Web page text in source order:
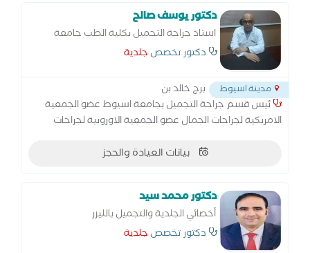
دكتور يوسف صالح
استاذ جراحة التجميل بكلية الطب جامعة
اسيوط
دكتور تخصص جلدية
مدينة اسيوط
برج خالد بن
ئيس قسم جراحة التجميل بجامعة اسيوط عضو الجمعية
الامريكية لجراحات الجمال عضو الجمعية الاوروبية لجراحات
المصرية لجراحات التجميل عضو الجمعية الدولية للحروق
بيانات العيادة والحجز
دكتور محمد سيد
أخصائي الجلدية والتجميل بالليزر
دكتور تخصص جلدية